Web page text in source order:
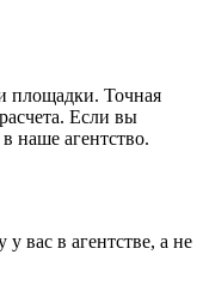
площадки. Точная
Если вы
наше агентство.
вас в агентстве, а не